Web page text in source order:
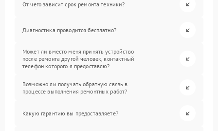
От чего зависит срок ремонта техники?
Диагностика проводится бесплатно?
Может ли вместо меня принять устройство
после ремонта другой человек, контактный
телефон которого я предоставлю?
Возможно ли получать обратную связь в
процессе выполнения ремонтных работ?
Какую гарантию вы предоставляете?